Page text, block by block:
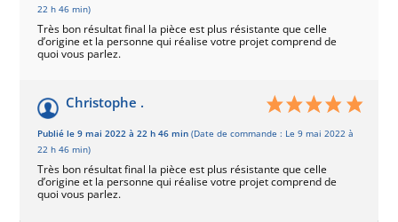
22 h 46 min)
Très bon résultat final la pièce est plus résistante que celle
d’origine et la personne qui réalise votre projet comprend de
quoi vous parlez.
Christophe .
Publié le 9 mai 2022 à 22 h 46 min(Date de commande : Le 9 mai 2022 à
22 h 46 min)
Très bon résultat final la pièce est plus résistante que celle
d’origine et la personne qui réalise votre projet comprend de
quoi vous parlez.